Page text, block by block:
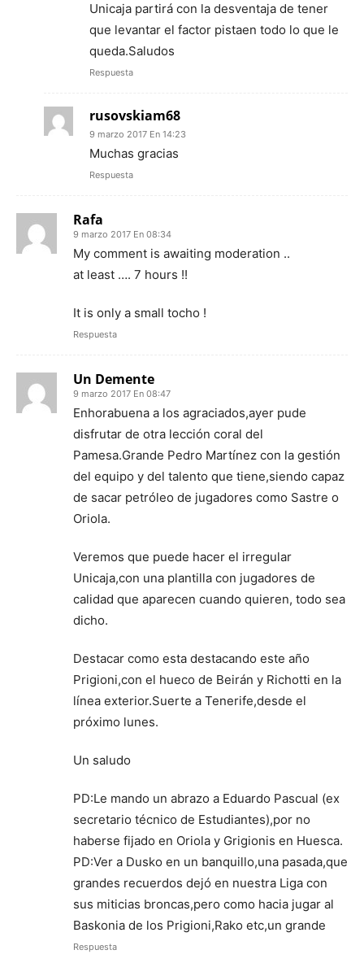
Unicaja partirá con la desventaja de tener
que levantar el factor pistaen todo lo que le
queda.Saludos
Respuesta
rusovskiam68
9 marzo 2017 En 14:23
Muchas gracias
Respuesta
Rafa
9 marzo 2017 En 08:34
My comment is awaiting moderation ..
at least …. 7 hours !!
It is only a small tocho !
Respuesta
Un Demente
9 marzo 2017 En 08:47
Enhorabuena a los agraciados,ayer pude
disfrutar de otra lección coral del
Pamesa.Grande Pedro Martínez con la gestión
del equipo y del talento que tiene,siendo capaz
de sacar petróleo de jugadores como Sastre o
Oriola.
Veremos que puede hacer el irregular
Unicaja,con una plantilla con jugadores de
calidad que aparecen cuando quieren, todo sea
dicho.
Destacar como esta destacando este año
Prigioni,con el hueco de Beirán y Richotti en la
línea exterior.Suerte a Tenerife,desde el
próximo lunes.
Un saludo
PD:Le mando un abrazo a Eduardo Pascual (ex
secretario técnico de Estudiantes),por no
haberse fijado en Oriola y Grigionis en Huesca.
PD:Ver a Dusko en un banquillo,una pasada,que
grandes recuerdos dejó en nuestra Liga con
sus miticias broncas,pero como hacia jugar al
Baskonia de los Prigioni,Rako etc,un grande
Respuesta